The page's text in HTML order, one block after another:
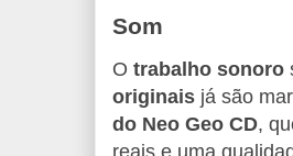
Som
O trabalho sonoro
originais já são
do Neo Geo CD,